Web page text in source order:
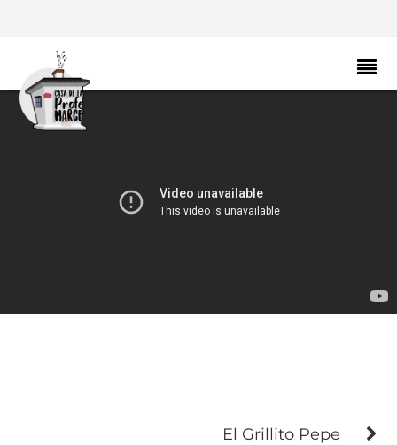
El Grillito Pepe